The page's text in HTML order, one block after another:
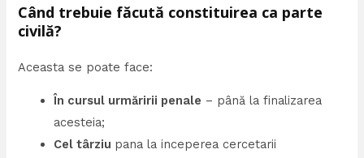
Când trebuie făcută constituirea ca parte
civilă?
Aceasta se poate face:
În cursul urmăririi penale – până la finalizarea
acesteia;
Cel târziu pana la inceperea cercetarii